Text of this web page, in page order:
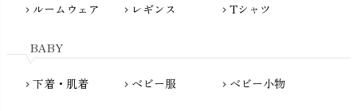
PeopleTree（ピープルツリー）
maggies（マギーズ）
MATONA（マトナ）
chevron_right ルームウェア chevron_right レギンス chevron_rightTシャツ
BABY
chevron_right 下着・肌着 chevron_right ベビー服 chevron_right ベビー小物